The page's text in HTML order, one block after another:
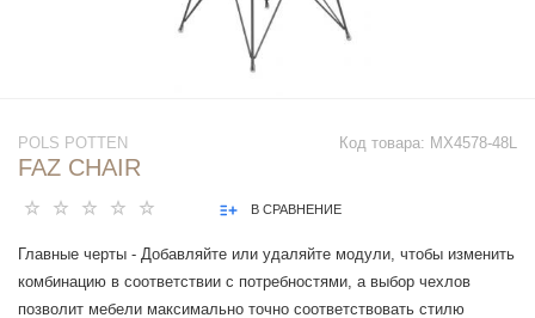
Код товара: MX4578-48L
POLS POTTEN
FAZ CHAIR
В СРАВНЕНИЕ
Главные черты - Добавляйте или удаляйте модули, чтобы изменить
комбинацию в соответствии с потребностями, а выбор чехлов
позволит мебели максимально точно соответствовать стилю